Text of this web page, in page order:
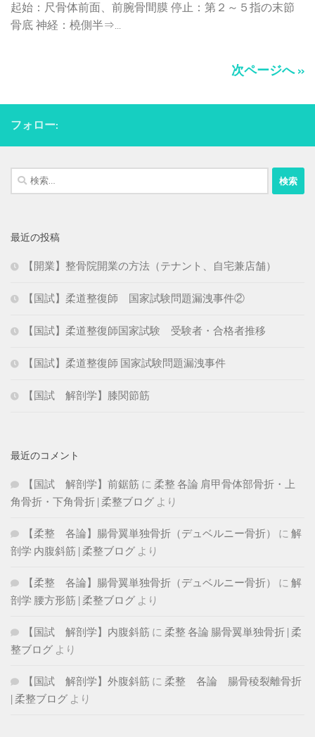
起始：尺骨体前面、前腕骨間膜 停止：第２～５指の末節
骨底 神経：橈側半⇒...
次ページへ »
フォロー:
検
索:
最近の投稿
【開業】整骨院開業の方法（テナント、自宅兼店舗）
【国試】柔道整復師 国家試験問題漏洩事件②
【国試】柔道整復師国家試験 受験者・合格者推移
【国試】柔道整復師 国家試験問題漏洩事件
【国試 解剖学】膝関節筋
最近のコメント
【国試 解剖学】前鋸筋 に 柔整 各論 肩甲骨体部骨折・上
角骨折・下角骨折 | 柔整ブログ より
【柔整 各論】腸骨翼単独骨折（デュベルニー骨折） に 解
剖学 内腹斜筋 | 柔整ブログ より
【柔整 各論】腸骨翼単独骨折（デュベルニー骨折） に 解
剖学 腰方形筋 | 柔整ブログ より
【国試 解剖学】内腹斜筋 に 柔整 各論 腸骨翼単独骨折 | 柔
整ブログ より
【国試 解剖学】外腹斜筋 に 柔整 各論 腸骨稜裂離骨折
| 柔整ブログ より